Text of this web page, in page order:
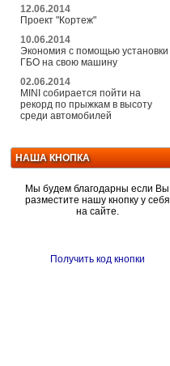
12.06.2014
Проект "Кортеж"
10.06.2014
Экономия с помощью установки
ГБО на свою машину
02.06.2014
MINI собирается пойти на
рекорд по прыжкам в высоту
среди автомобилей
НАША КНОПКА
Мы будем благодарны если Вы
разместите нашу кнопку у себя
на сайте.
Получить код кнопки